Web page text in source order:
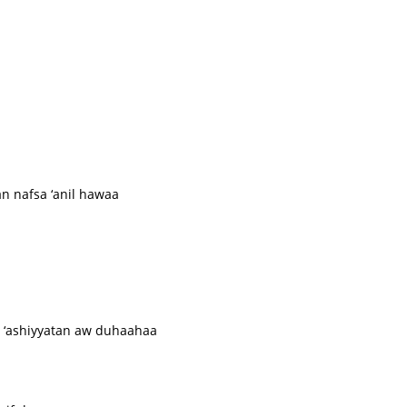
nafsa ‘anil hawaa
aw duhaahaa